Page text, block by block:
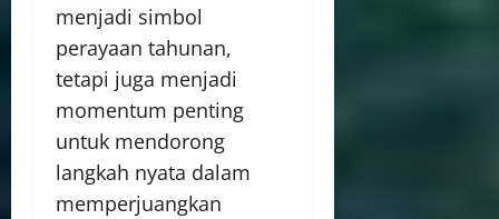
menjadi simbol
perayaan tahunan,
tetapi juga menjadi
momentum penting
untuk mendorong
langkah nyata dalam
memperjuangkan